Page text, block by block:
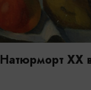
XX